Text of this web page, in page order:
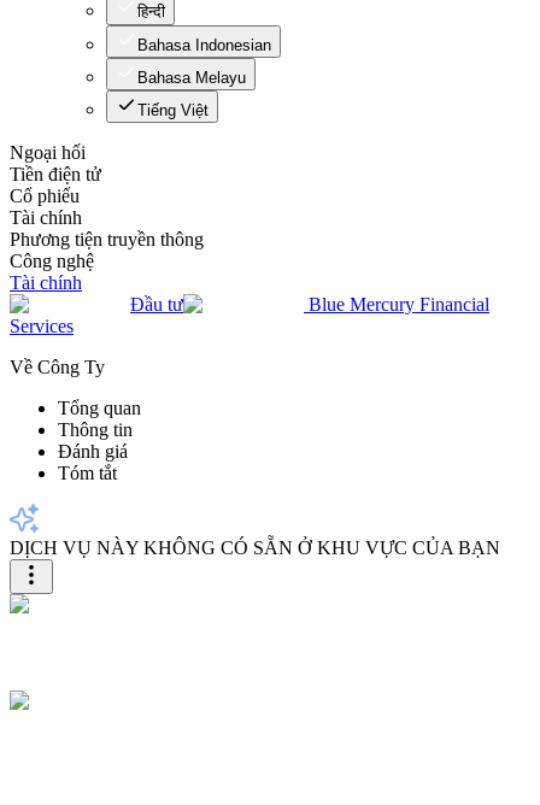
हिन्दी
Bahasa Indonesian
Bahasa Melayu
Tiếng Việt
Ngoại hối
Tiền điện tử
Cổ phiếu
Tài chính
Phương tiện truyền thông
Công nghệ
Tài chính
Đầu tư
Blue Mercury Financial
Services
Về Công Ty
Tổng quan
Thông tin
Đánh giá
Tóm tắt
DỊCH VỤ NÀY KHÔNG CÓ SẴN Ở KHU VỰC CỦA BẠN